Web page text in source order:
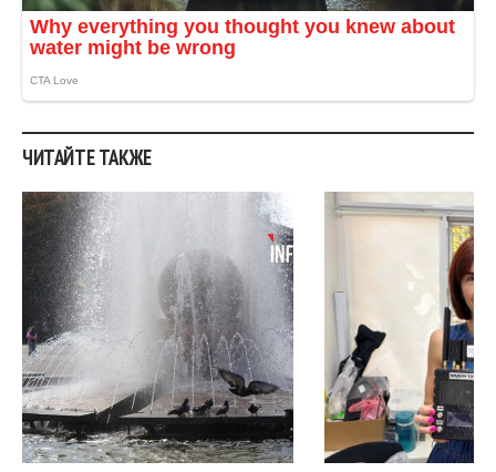
ЧИТАЙТЕ ТАКЖЕ